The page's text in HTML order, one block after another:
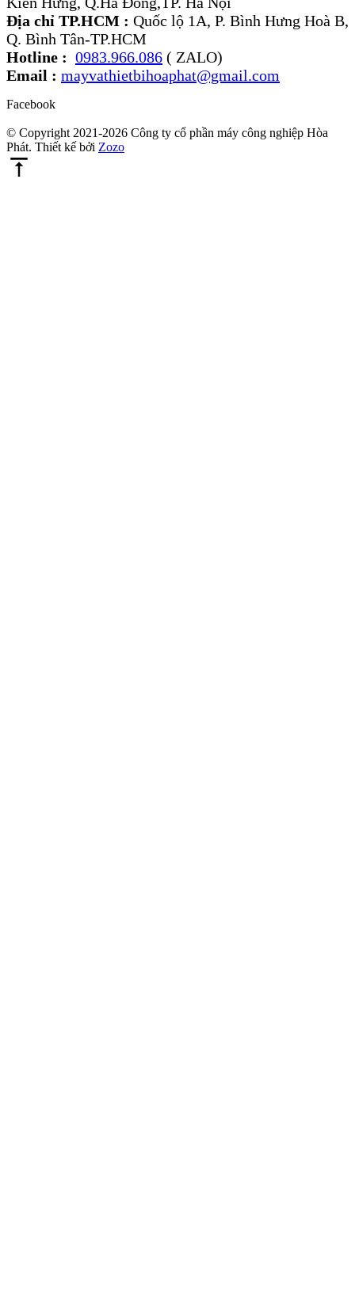
Địa chỉ TP.HCM : Quốc lộ 1A, P. Bình Hưng Hoà B,
Q. Bình Tân-TP.HCM
Hotline : 0983.966.086 ( ZALO)
Email : mayvathietbihoaphat@gmail.com
Facebook
© Copyright 2021-2026 Công ty cổ phần máy công nghiệp Hòa
Phát. Thiết kế bởi Zozo